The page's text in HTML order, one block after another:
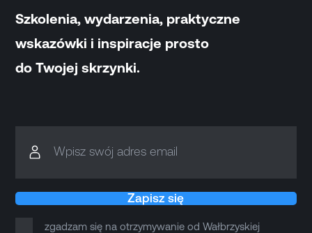
Szkolenia, wydarzenia, praktyczne
wskazówki i inspiracje prosto
do Twojej skrzynki.
Wpisz swój adres email
Zapisz się
zgadzam się na otrzymywanie od Wałbrzyskiej